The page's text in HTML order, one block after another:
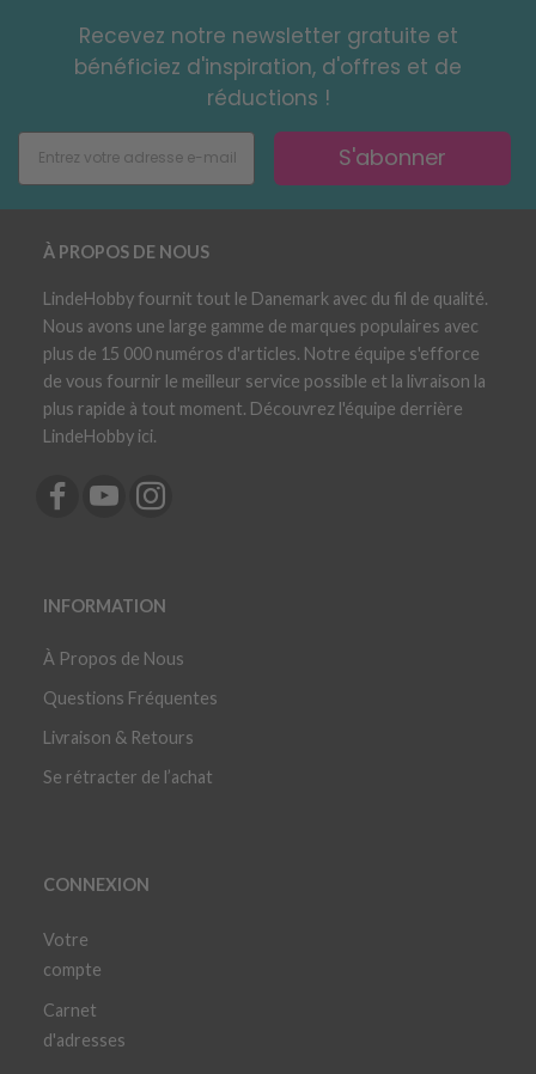
Recevez notre newsletter gratuite et
bénéficiez d'inspiration, d'offres et de
réductions !
S'abonner
À PROPOS DE NOUS
LindeHobby fournit tout le Danemark avec du fil de qualité.
Nous avons une large gamme de marques populaires avec
plus de 15 000 numéros d'articles. Notre équipe s'efforce
de vous fournir le meilleur service possible et la livraison la
plus rapide à tout moment. Découvrez l'équipe derrière
LindeHobby ici.
INFORMATION
À Propos de Nous
Questions Fréquentes
Livraison & Retours
Se rétracter de l’achat
CONNEXION
Votre
compte
Carnet
d'adresses